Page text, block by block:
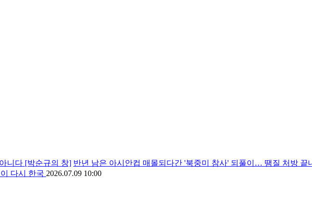
니다 [박순규의 창] 반년 남은 아시안컵 매몰되다간 '북중미 참사' 되풀이… 땜질 처방
다시 한국 2026.07.09 10:00